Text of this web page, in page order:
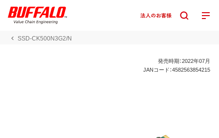
SSD-CK500N3G2/N
発売時期：2022年07月
JANコード：4582563854215